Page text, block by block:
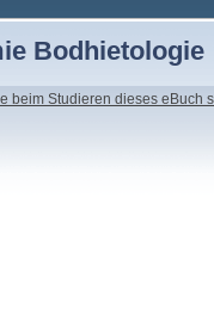
beim Studieren dieses eBuch